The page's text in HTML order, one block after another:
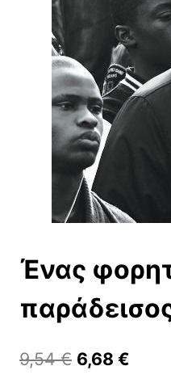
Ένας
9,54€ Original
6,68 €